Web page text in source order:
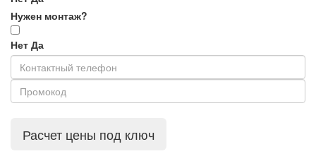
Нужен монтаж?
Нет Да
Расчет цены под ключ